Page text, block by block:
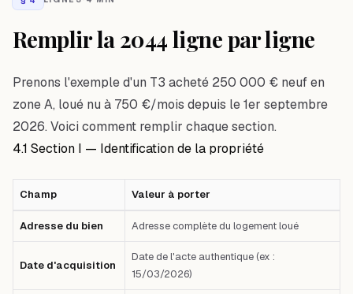
Remplir la 2044 ligne par ligne
Prenons l'exemple d'un T3 acheté 250 000 € neuf en
zone A, loué nu à 750 €/mois depuis le 1er septembre
2026. Voici comment remplir chaque section.
4.1 Section I — Identification de la propriété
Champ Valeur à porter
Adresse du bien Adresse complète du logement loué
Date d'acquisition
Date de l'acte authentique (ex :
15/03/2026)